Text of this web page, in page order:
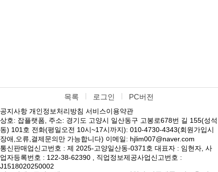
목록 로그인 PC버전
공지사항 개인정보처리방침 서비스이용약관
상호: 잡플랫폼, 주소: 경기도 고양시 일산동구 고봉로678번 길 155(성석
동) 101호 전화(평일오전 10시~17시까지): 010-4730-4343(회원가입시
장애,오류,결제문의만 가능합니다) 이메일: hjlim007@naver.com
통신판매업신고번호 : 제 2025-고양일산동-0371호 대표자 : 임현자, 사
업자등록번호 : 122-38-62390 , 직업정보제공사업신고번호 :
J1518020250002